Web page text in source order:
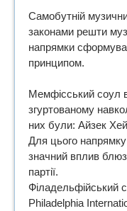
Самобутній
законами решти
напрямки
принципом.
Мемфісський соул
згуртованому
них були: Айзек
Для цього
значний вплив
партії.
Філадельфійський
Philadelphia